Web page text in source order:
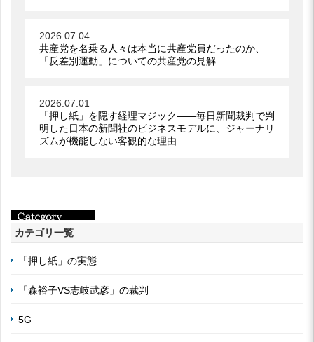
2026.07.04
共産党を名乗る人々は本当に共産党員だったのか、
「反差別運動」についての共産党の見解
2026.07.01
「押し紙」を隠す経理マジック――毎日新聞裁判で判
明した日本の新聞社のビジネスモデルに、ジャーナリ
ズムが機能しない客観的な理由
カテゴリ一覧
「押し紙」の実態
「森裕子VS志岐武彦」の裁判
5G